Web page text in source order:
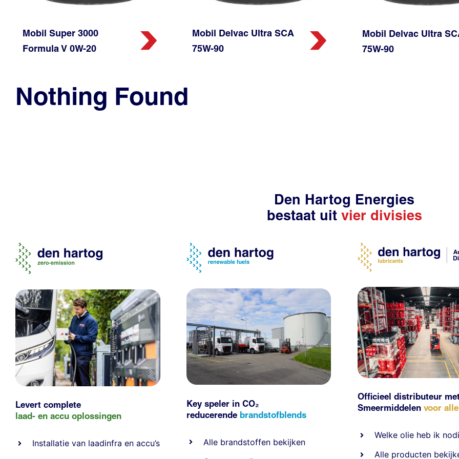
Mobil Super 3000
Formula V 0W-20
Mobil Delvac Ultra SCA
75W-90
Mobil Delvac Ultra
75W-90
Nothing Found
Den Hartog Energies
bestaat uit vier divisies
Levert complete
laad- en accu oplossingen
Installatie van laadinfra en accu’s
Key speler in CO₂
reducerende brandstofblends
Alle brandstoffen bekijken
Officieel distributeur
Smeermiddelen voor
Welke olie heb ik
Alle producten